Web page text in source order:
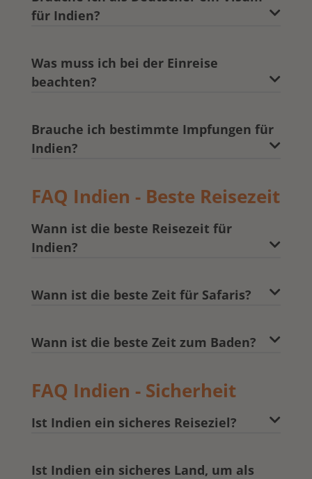
für Indien?
Was muss ich bei der Einreise
beachten?
Brauche ich bestimmte Impfungen für
Indien?
FAQ Indien - Beste Reisezeit
Wann ist die beste Reisezeit für
Indien?
Wann ist die beste Zeit für Safaris?
Wann ist die beste Zeit zum Baden?
FAQ Indien - Sicherheit
Ist Indien ein sicheres Reiseziel?
Ist Indien ein sicheres Land, um als